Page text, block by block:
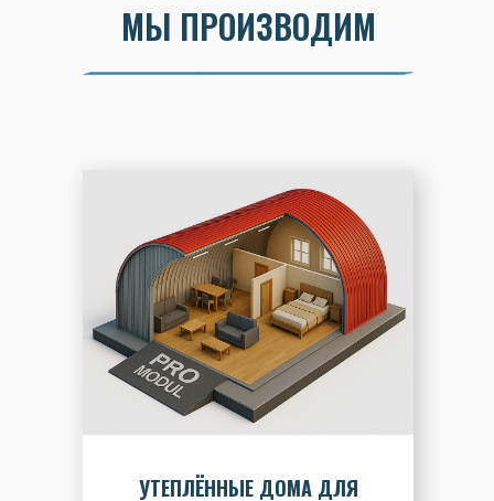
МЫ ПРОИЗВОДИМ
УТЕПЛЁННЫЕ ДОМА ДЛЯ